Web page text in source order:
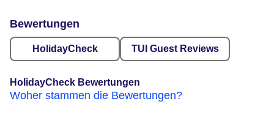
Bewertungen
HolidayCheck TUI Guest Reviews
HolidayCheck Bewertungen
Woher stammen die Bewertungen?